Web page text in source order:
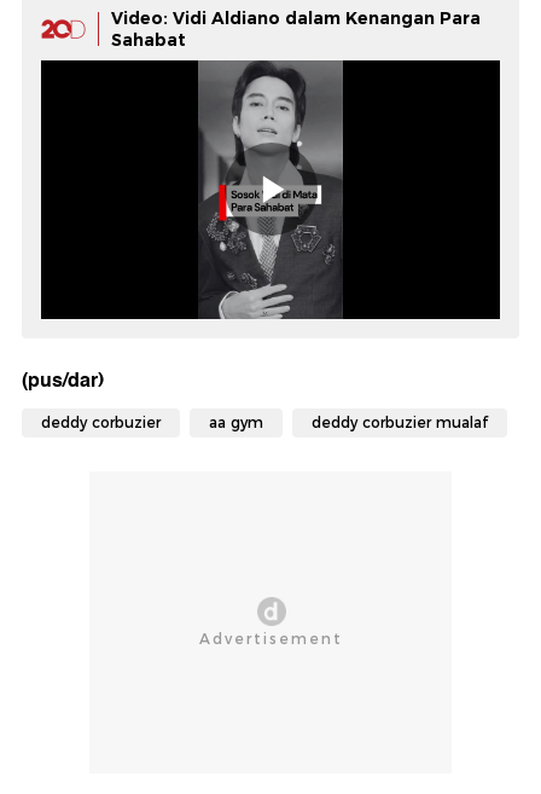
Video: Vidi Aldiano dalam Kenangan Para
Sahabat
(pus/dar)
deddy corbuzier aa gym deddy corbuzier mualaf